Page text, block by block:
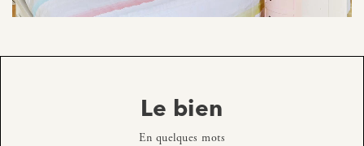
Le bien
En quelques mots